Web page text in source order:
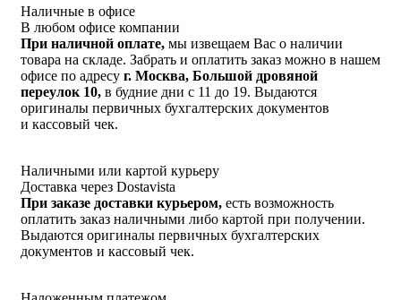
Наличные в офисе
В любом офисе компании
При наличной оплате, мы извещаем Вас о наличии
товара на складе. Забрать и оплатить заказ можно в нашем
офисе по адресу г. Москва, Большой дровяной
переулок 10, в будние дни с 11 до 19. Выдаются
оригиналы первичных бухгалтерских документов
и кассовый чек.
Наличными или картой курьеру
Доставка через Dostavista
При заказе доставки курьером, есть возможность
оплатить заказ наличными либо картой при получении.
Выдаются оригиналы первичных бухгалтерских
документов и кассовый чек.